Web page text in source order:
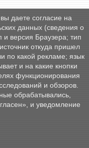
даете согласие на
данных (сведения о
версия Браузера; тип
откуда пришел
по какой рекламе; язык
и на какие кнопки
функционирования
и обзоров.
обрабатывались,
и уведомление